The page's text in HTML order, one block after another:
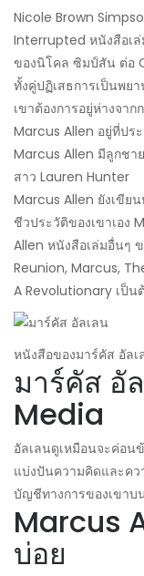
Nicole Brown
Interrupted หนังสือเ
ของนิโคล ซิมป์สัน ต่อ
ทั้งคู่ปฏิเสธการเป็นพย
เขาต้องการอยู่ห่างจา
Marcus Allen อยู่ที่ป
Marcus Allen มีลูกช
สาว Lauren Hunter
Marcus Allen ยังเขีย
ชีวประวัติของเขาเอง
Allen หนังสือเล่มอื่นๆ
Reunion, Marcus,
A Revolutionary เป็น
หนังสือของมาร์คัส อัล
มาร์คัส อั
Media
อัลเลนดูเหมือนจะค่อน
แบ่งปันความคิดและคว
บัญชีทางการของเขา
Marcus
บ่อย